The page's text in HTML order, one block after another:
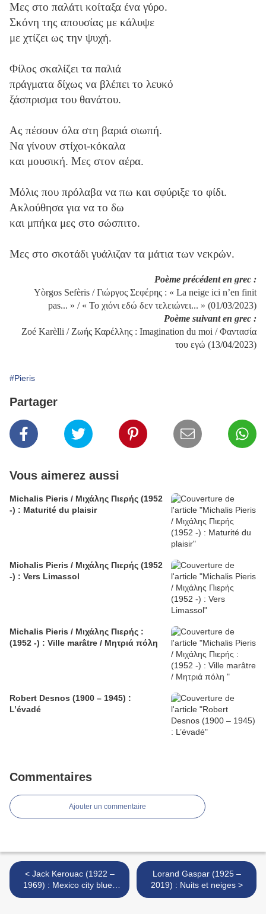
Μες στο παλάτι κοίταξα ένα γύρο.
Σκόνη της απουσίας με κάλυψε
με χτίζει ως την ψυχή.
Φίλος σκαλίζει τα παλιά
πράγματα δίχως να βλέπει το λευκό
ξάσπρισμα του θανάτου.
Ας πέσουν όλα στη βαριά σιωπή.
Να γίνουν στίχοι-κόκαλα
και μουσική. Μες στον αέρα.
Μόλις που πρόλαβα να πω και σφύριξε το φίδι.
Ακλούθησα για να το δω
και μπήκα μες στο σώσπιτο.
Μες στο σκοτάδι γυάλιζαν τα μάτια των νεκρών.
Poème précédent en grec :
Yòrgos Sefèris / Γιώργος Σεφέρης : « La neige ici n’en finit
pas... » / « Το χιόνι εδώ δεν τελειώνει... » (01/03/2023)
Poème suivant en grec :
Zoé Karèlli / Ζωής Καρέλλης : Imagination du moi / Φαντασία
του εγώ (13/04/2023)
#Pieris
Partager
Vous aimerez aussi
Michalis Pieris / Μιχάλης Πιερής (1952
-) : Maturité du plaisir
Michalis Pieris / Μιχάλης Πιερής (1952
-) : Vers Limassol
Michalis Pieris / Μιχάλης Πιερής :
(1952 -) : Ville marâtre / Μητριά πόλη
Robert Desnos (1900 – 1945) :
L’évadé
Commentaires
Ajouter un commentaire
< Jack Kerouac (1922 –
1969) : Mexico city blues
(73 – 84ème Chorus) / 73–
Lorand Gaspar (1925 –
2019) : Nuits et neiges >